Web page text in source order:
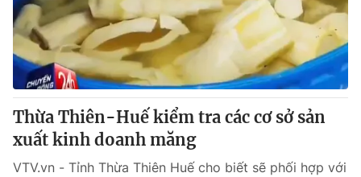
Thừa Thiên-Huế kiểm tra các cơ sở sản
xuất kinh doanh măng
VTV.vn - Tỉnh Thừa Thiên Huế cho biết sẽ phối hợp với